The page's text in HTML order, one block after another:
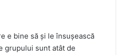
e bine să și le însușească
grupului sunt atât de